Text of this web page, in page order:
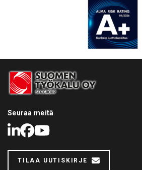
Seuraa meitä
LinkedIn
Facebook
Youtube
TILAA UUTISKIRJE